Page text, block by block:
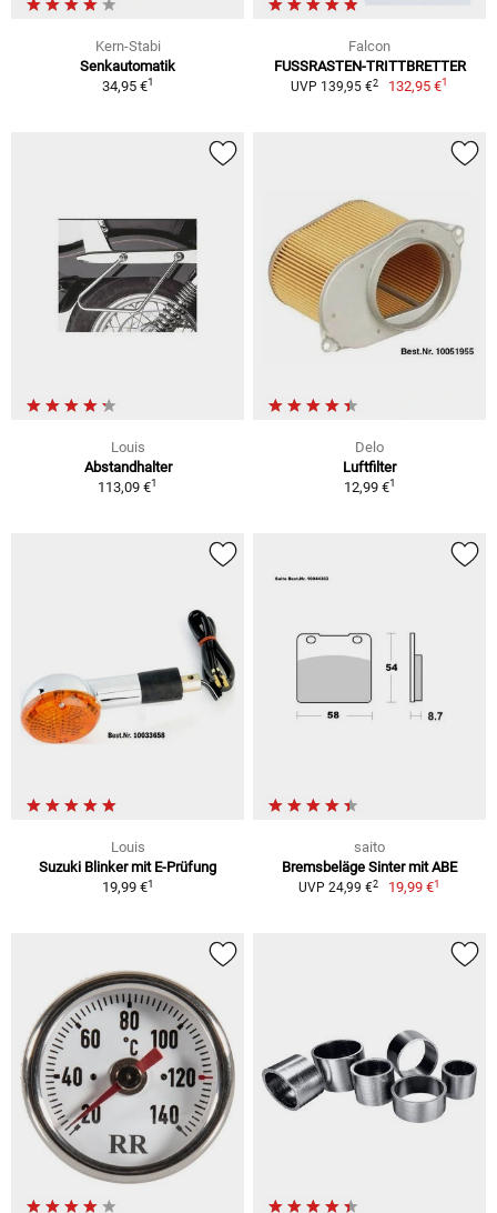
Kern-Stabi
Senkautomatik
34,95 €1
Falcon
FUSSRASTEN-TRITTBRETTER
UVP 139,95 €2 132,95 €1
Louis
Abstandhalter
113,09 €1
Delo
Luftfilter
12,99 €1
Louis
Suzuki Blinker mit E-Prüfung
19,99 €1
saito
Bremsbeläge Sinter mit ABE
UVP 24,99 €2 19,99 €1